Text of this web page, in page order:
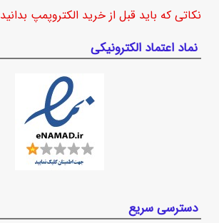
نکاتی که باید قبل از خرید الکتروپمپ بدانید
نماد اعتماد الکترونیکی
دسترسی سریع